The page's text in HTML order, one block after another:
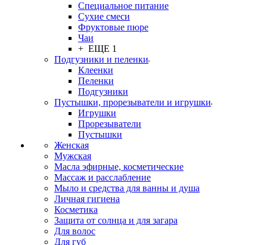
Специальное питание
Сухие смеси
Фруктовые пюре
Чаи
+ ЕЩЕ 1
Подгузники и пеленки
Клеенки
Пеленки
Подгузники
Пустышки, прорезыватели и игрушки
Игрушки
Прорезыватели
Пустышки
Женская
Мужская
Масла эфирные, косметические
Массаж и расслабление
Мыло и средства для ванны и душа
Личная гигиена
Косметика
Защита от солнца и для загара
Для волос
Для губ